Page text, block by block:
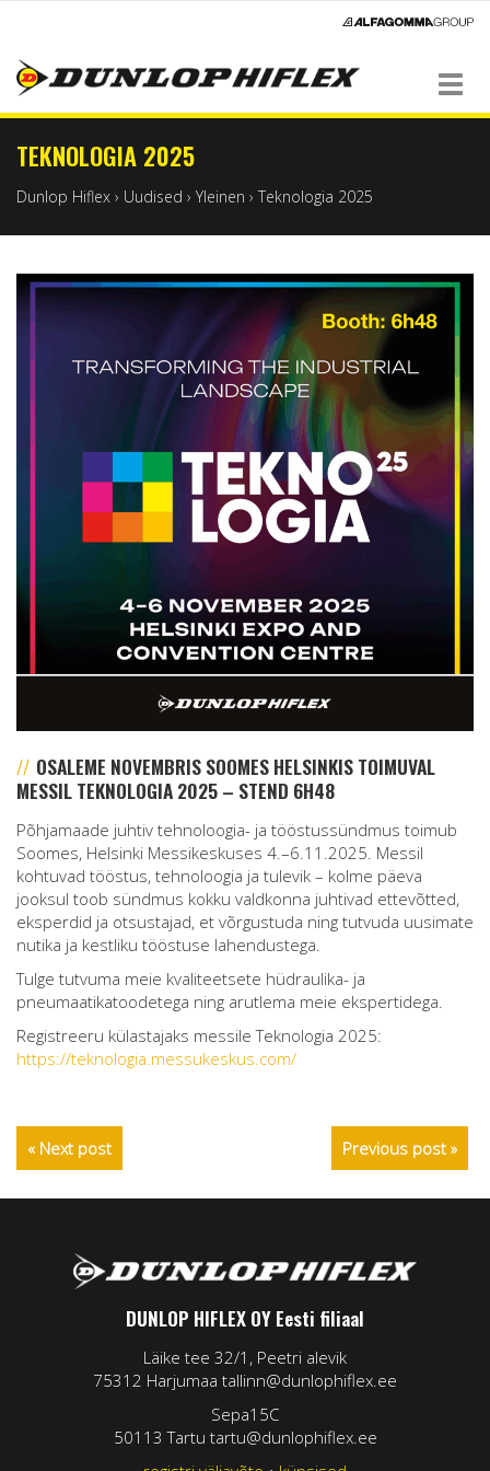
Navigation
TEKNOLOGIA 2025
Dunlop Hiflex › Uudised › Yleinen › Teknologia 2025
OSALEME NOVEMBRISSOOMESHELSINKIS TOIMUVAL
MESSIL TEKNOLOGIA 2025– STEND 6H48
Põhjamaade juhtiv tehnoloogia- ja tööstussündmus toimub
Soomes, Helsinki Messikeskuses 4.–6.11.2025. Messil
kohtuvad tööstus, tehnoloogia ja tulevik – kolme päeva
jooksul toob sündmus kokku valdkonna juhtivad ettevõtted,
eksperdid ja otsustajad, et võrgustuda ning tutvuda uusimate
nutika ja kestliku tööstuse lahendustega.
Tulge tutvuma meie kvaliteetsete hüdraulika- ja
pneumaatikatoodetega ning arutlema meie ekspertidega.
Registreeru külastajaks messile Teknologia 2025:
https://teknologia.messukeskus.com/
Previous post »
« Next post
DUNLOP HIFLEX OY Eesti filiaal
Läike tee 32/1, Peetri alevik
75312 Harjumaa tallinn@dunlophiflex.ee
Sepa15C
50113 Tartu tartu@dunlophiflex.ee